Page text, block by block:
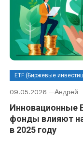
ETF (Биржевые
09.05.2026 Андрей
Инновационные
фонды влияют
в 2025 году